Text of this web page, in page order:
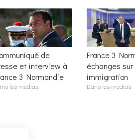
de
et interview à
3 Normandie
les médias
France 3
échanges sur
immigration
Dans les médias